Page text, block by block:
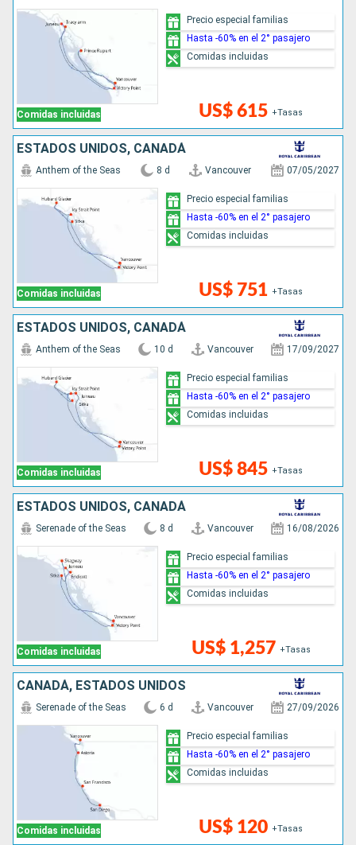
Comidas incluidas US$ 615 +Tasas
Precio especial familias
Hasta -60% en el 2° pasajero
Comidas incluidas
ESTADOS UNIDOS, CANADÁ
Comidas incluidas
Anthem of the Seas 8 d Vancouver 07/05/2027
US$ 751 +Tasas
Precio especial familias
Hasta -60% en el 2° pasajero
Comidas incluidas
ESTADOS UNIDOS, CANADÁ
Comidas incluidas
Anthem of the Seas 10 d Vancouver 17/09/2027
US$ 845 +Tasas
Precio especial familias
Hasta -60% en el 2° pasajero
Comidas incluidas
ESTADOS UNIDOS, CANADÁ
Comidas incluidas
Serenade of the Seas 8 d Vancouver 16/08/2026
US$ 1,257 +Tasas
Precio especial familias
Hasta -60% en el 2° pasajero
Comidas incluidas
CANADÁ, ESTADOS UNIDOS
Comidas incluidas
Serenade of the Seas 6 d Vancouver 27/09/2026
US$ 120 +Tasas
Precio especial familias
Hasta -60% en el 2° pasajero
Comidas incluidas